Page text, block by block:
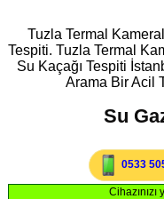
Tuzla Termal
Tespiti. Tuzla Termal
Su Kaçağı Tespiti
Arama Bir Acil
Su
0533